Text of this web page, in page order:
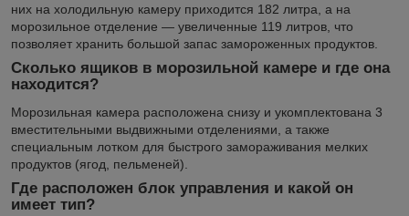
них на холодильную камеру приходится 182 литра, а на
морозильное отделение — увеличенные 119 литров, что
позволяет хранить большой запас замороженных продуктов.
Сколько ящиков в морозильной камере и где она
находится?
Морозильная камера расположена снизу и укомплектована 3
вместительными выдвижными отделениями, а также
специальным лотком для быстрого замораживания мелких
продуктов (ягод, пельменей).
Где расположен блок управления и какой он
имеет тип?